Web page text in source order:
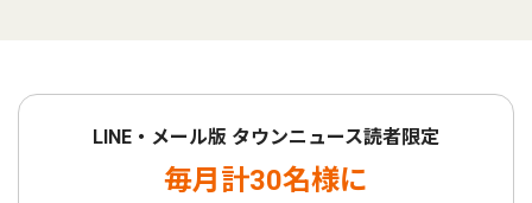
LINE・メール版 タウンニュース読者限定
毎月計30名様に